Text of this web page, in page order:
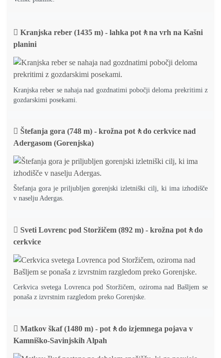
Kranjska reber (1435 m) - lahka pot🚶na vrh na Kašni
planini
Kranjska reber se nahaja nad gozdnatimi pobočji deloma prekritimi z
gozdarskimi posekami.
Štefanja gora (748 m) - krožna pot🚶do cerkvice nad
Adergasom (Gorenjska)
Štefanja gora je priljubljen gorenjski izletniški cilj, ki ima izhodišče
v naselju Adergas.
Sveti Lovrenc pod Storžičem (892 m) - krožna pot🚶do
cerkvice
Cerkvica svetega Lovrenca pod Storžičem, oziroma nad Bašljem se
ponaša z izvrstnim razgledom preko Gorenjske.
Matkov škaf (1480 m) - pot🚶do izjemnega pojava v
Kamniško-Savinjskih Alpah